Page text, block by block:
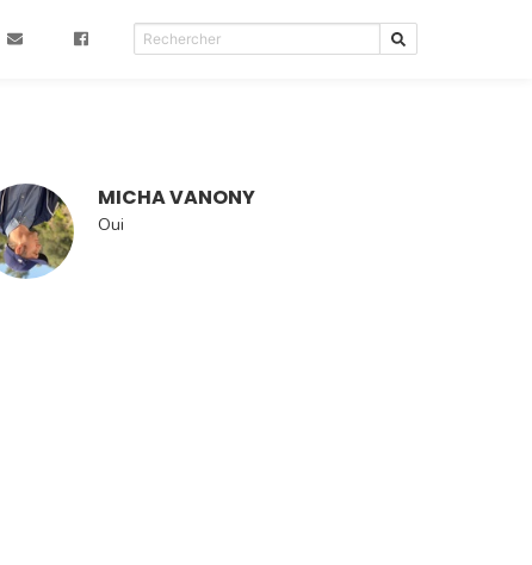
MICHA VANONY
Oui